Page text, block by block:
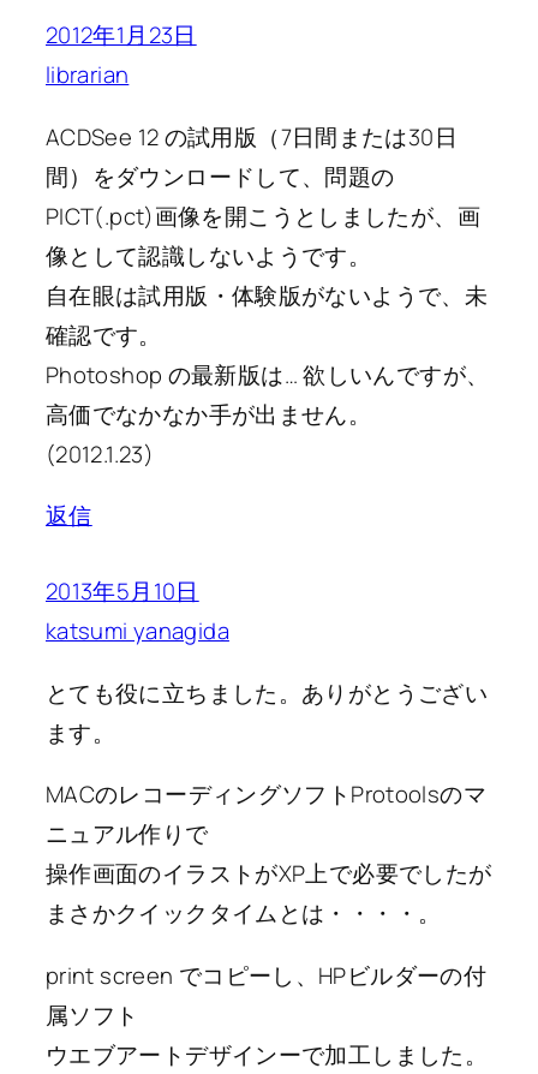
2012年1月23日
librarian
ACDSee 12 の試用版（7日間または30日
間）をダウンロードして、問題の
PICT(.pct)画像を開こうとしましたが、画
像として認識しないようです。
自在眼は試用版・体験版がないようで、未
確認です。
Photoshop の最新版は… 欲しいんですが、
高価でなかなか手が出ません。
(2012.1.23)
返信
2013年5月10日
katsumi yanagida
とても役に立ちました。ありがとうござい
ます。
MACのレコーディングソフトProtoolsのマ
ニュアル作りで
操作画面のイラストがXP上で必要でしたが
まさかクイックタイムとは・・・・。
print screen でコピーし、HPビルダーの付
属ソフト
ウエブアートデザインーで加工しました。